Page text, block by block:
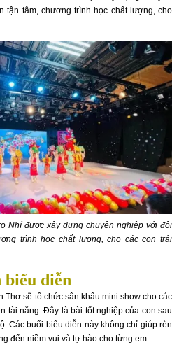
tận tâm, chương trình học chất lượng, cho
Nhí được xây dựng chuyên nghiệp với đội
trình học chất lượng, cho các con trải
diễn
Thơ sẽ tổ chức sân khấu mini show cho các
tài năng. Đây là bài tốt nghiệp của con sau
Các buổi biểu diễn này không chỉ giúp rèn
đến niềm vui và tự hào cho từng em.